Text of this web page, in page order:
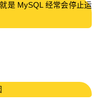
是 MySQL 经常会停止运